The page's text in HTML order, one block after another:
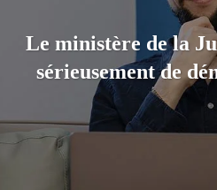
Le ministère de la
sérieusement de